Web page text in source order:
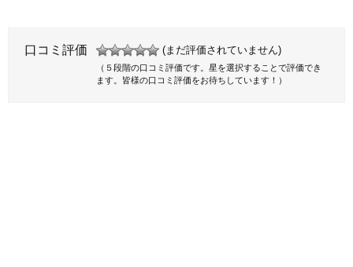
口コミ評価 (まだ評価されていません)
（５段階の口コミ評価です。星を選択することで評価でき
ます。皆様の口コミ評価をお待ちしています！）